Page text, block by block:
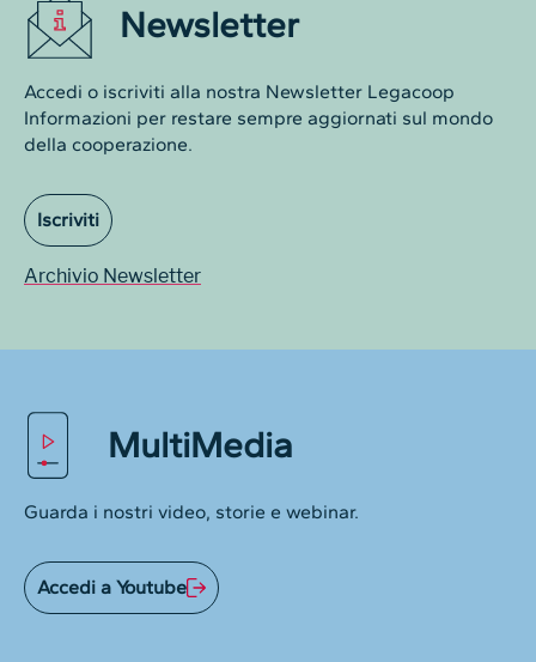
Newsletter
Accedi o iscriviti alla nostra Newsletter Legacoop
Informazioni per restare sempre aggiornati sul mondo
della cooperazione.
Iscriviti
Archivio Newsletter
MultiMedia
Guarda i nostri video, storie e webinar.
Accedi a Youtube